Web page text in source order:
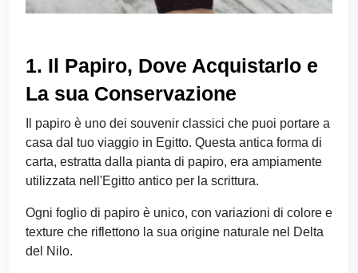
1. Il Papiro, Dove Acquistarlo e
La sua Conservazione
Il papiro è uno dei souvenir classici che puoi portare a
casa dal tuo viaggio in Egitto. Questa antica forma di
carta, estratta dalla pianta di papiro, era ampiamente
utilizzata nell'Egitto antico per la scrittura.
Ogni foglio di papiro è unico, con variazioni di colore e
texture che riflettono la sua origine naturale nel Delta
del Nilo.